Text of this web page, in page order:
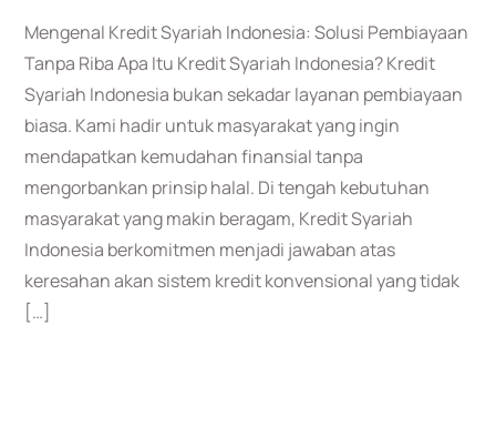
Mengenal Kredit Syariah Indonesia: Solusi Pembiayaan
Tanpa Riba Apa Itu Kredit Syariah Indonesia? Kredit
Syariah Indonesia bukan sekadar layanan pembiayaan
biasa. Kami hadir untuk masyarakat yang ingin
mendapatkan kemudahan finansial tanpa
mengorbankan prinsip halal. Di tengah kebutuhan
masyarakat yang makin beragam, Kredit Syariah
Indonesia berkomitmen menjadi jawaban atas
keresahan akan sistem kredit konvensional yang tidak
[…]